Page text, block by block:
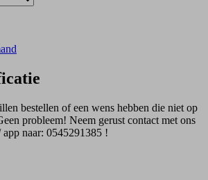
bestellen of een wens hebben die niet op
probleem! Neem gerust contact met ons
naar: 0545291385 !